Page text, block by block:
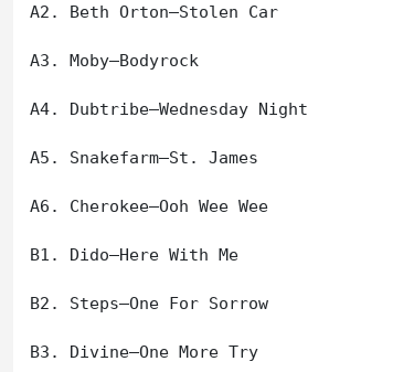
A2. Beth Orton–Stolen Car
A3. Moby–Bodyrock
A4. Dubtribe–Wednesday Night
A5. Snakefarm–St. James
A6. Cherokee–Ooh Wee Wee
B1. Dido–Here With Me
B2. Steps–One For Sorrow
B3. Divine–One More Try